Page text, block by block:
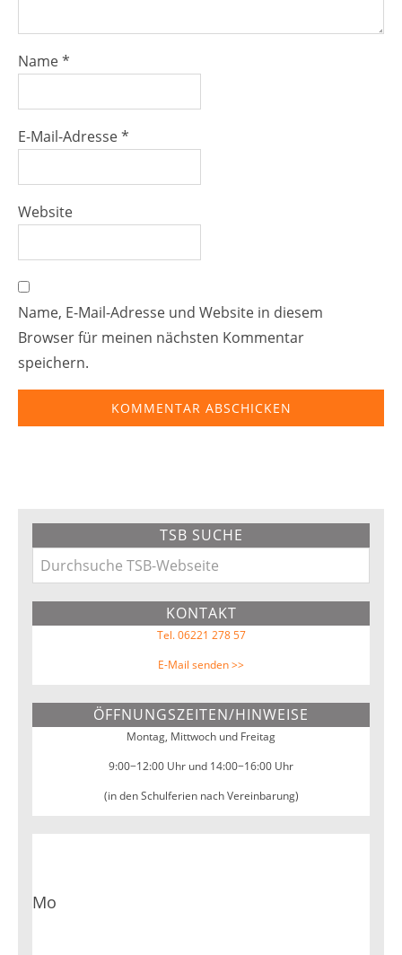
Name*
E-Mail-Adresse*
Website
Name, E-Mail-Adresse und Website in diesem
Browser für meinen nächsten Kommentar
speichern.
Sidebar
TSB SUCHE
Durchsuche
TSB-
KONTAKT
Tel. 06221 278 57
E-Mail senden >>
ÖFFNUNGSZEITEN/HINWEISE
Montag, Mittwoch und Freitag
9:00−12:00 Uhr und 14:00−16:00 Uhr
(in den Schulferien nach Vereinbarung)
Mo